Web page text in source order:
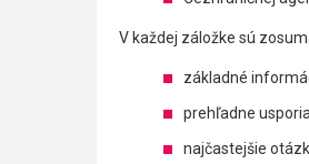
V každej záložke sú
základné
prehľadne
najčastejšie